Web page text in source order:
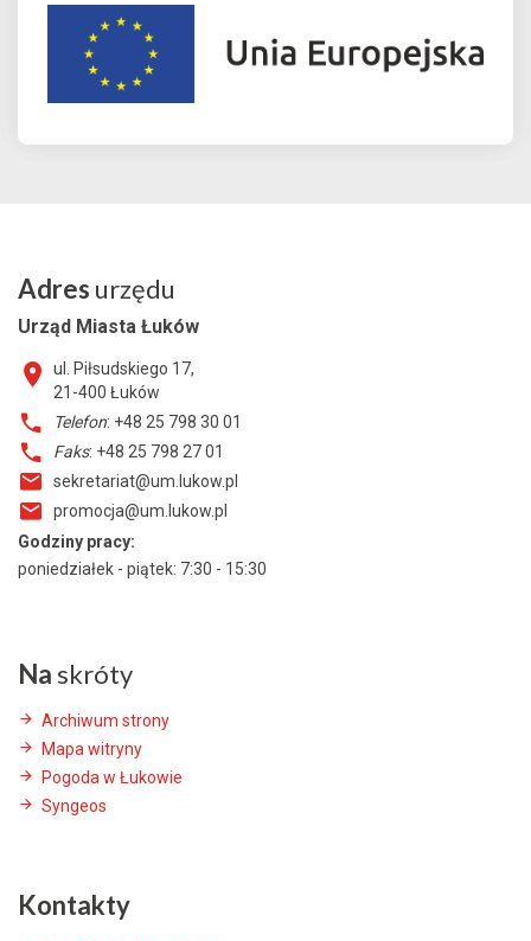
Adres urzędu
Urząd Miasta Łuków
ul. Piłsudskiego 17,
21-400 Łuków
Telefon: +48 25 798 30 01
Faks: +48 25 798 27 01
sekretariat@um.lukow.pl
promocja@um.lukow.pl
Godziny pracy:
poniedziałek - piątek: 7:30 - 15:30
Na skróty
Archiwum strony
Mapa witryny
Pogoda w Łukowie
Syngeos
Kontakty